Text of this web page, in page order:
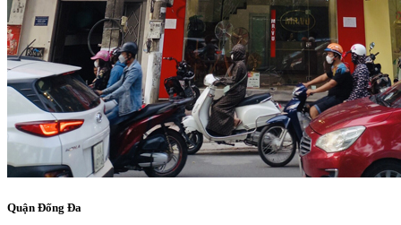
Quận Đống Đa